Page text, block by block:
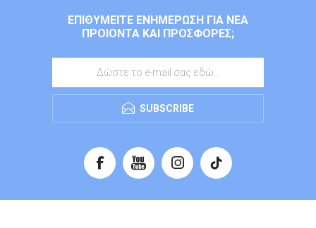
ΕΠΙΘΥΜΕΊΤΕ ΕΝΗΜΈΡΩΣΗ ΓΙΑ ΝΈΑ
ΠΡΟΙΌΝΤΑ ΚΑΙ ΠΡΟΣΦΟΡΈΣ;
SUBSCRIBE